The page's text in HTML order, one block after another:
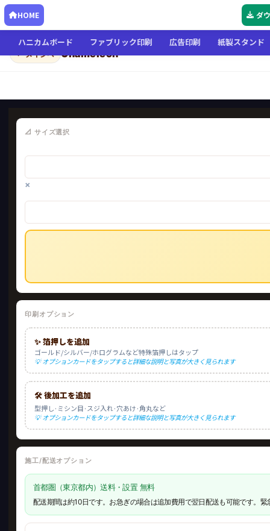
HOME ダ
ハニカムボード ファブリック印刷 広告印刷 紙製スタンド
← メインへ Chameleon
📐 サイズ選択
×
印刷オプション
✨ 箔押しを追加
ゴールド/シルバー/ホログラムなど特殊箔押しはタップ
💡 オプションカードをタップすると詳細な説明と写真が大きく見られます
🛠️ 後加工を追加
型押し·ミシン目·スジ入れ·穴あけ·角丸など
💡 オプションカードをタップすると詳細な説明と写真が大きく見られます
施工/配送オプション
首都圏（東京都内）送料・設置 無料
配送期間は約10日です。お急ぎの場合は追加費用で翌日配送も可能です。